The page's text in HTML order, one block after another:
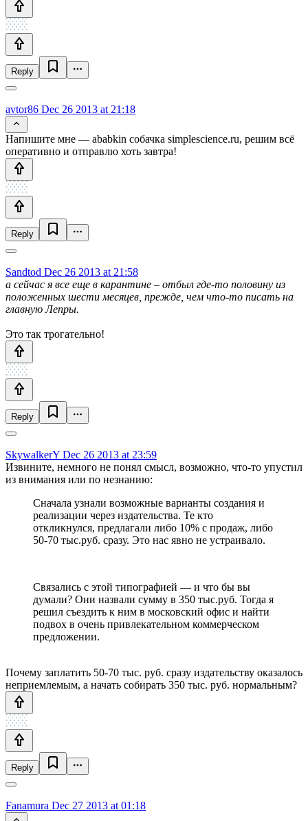
Reply
avtor86 Dec 26 2013 at 21:18
Напишите мне — ababkin собачка simplescience.ru, решим всё
оперативно и отправлю хоть завтра!
Reply
Sandtod Dec 26 2013 at 21:58
а сейчас я все еще в карантине – отбыл где-то половину из
положенных шести месяцев, прежде, чем что-то писать на
главную Лепры.
Это так трогательно!
Reply
SkywalkerY Dec 26 2013 at 23:59
Извините, немного не понял смысл, возможно, что-то упустил
из внимания или по незнанию:
Сначала узнали возможные варианты создания и
реализации через издательства. Те кто
откликнулся, предлагали либо 10% с продаж, либо
50-70 тыс.руб. сразу. Это нас явно не устраивало.
Связались с этой типографией — и что бы вы
думали? Они назвали сумму в 350 тыс.руб. Тогда я
решил съездить к ним в московский офис и найти
подвох в очень привлекательном коммерческом
предложении.
Почему заплатить 50-70 тыс. руб. сразу издательству оказалось
неприемлемым, а начать собирать 350 тыс. руб. нормальным?
Reply
Fanamura Dec 27 2013 at 01:18